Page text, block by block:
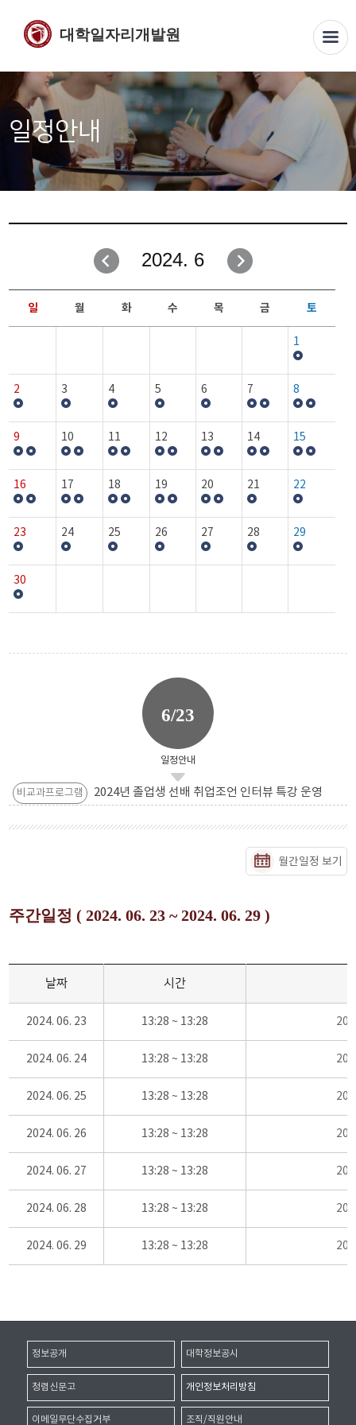
대학일자리개발원
일정안내
2024. 6
일 월 화 수 목 금 토
1
2 3 4 5 6 7 8
9 10 11 12 13 14 15
16 17 18 19 20 21 22
23 24 25 26 27 28 29
30
6/23
일정안내
비교과프로그램 2024년 졸업생 선배 취업조언 인터뷰 특강 운영
월간일정 보기
주간일정 ( 2024. 06. 23 ~ 2024. 06. 29 )
날짜 시간
2024. 06. 23 13:28 ~ 13:28
2024. 06. 24 13:28 ~ 13:28
2024. 06. 25 13:28 ~ 13:28
2024. 06. 26 13:28 ~ 13:28
2024. 06. 27 13:28 ~ 13:28
2024. 06. 28 13:28 ~ 13:28
2024. 06. 29 13:28 ~ 13:28
정보공개 대학정보공시
청렴신문고 개인정보처리방침
이메일무단수집거부 조직/직원안내